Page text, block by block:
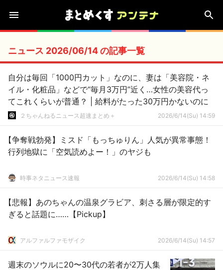
ニュース 2026/06/14 の記事一覧
自分は毎回「1000円カット」なのに、妻は「美容院・ネ
イル・化粧品」などで“毎月3万円”近く…女性の美容代っ
てこれくらいが普通？ | 給料がたった30万円かないのに
２ちゃんねるニュース超速まとめ＋ 2026/6/14(Su) 14:59
【争奪戦勃発】ミスド「もっちゅりん」人気が異常事態！
行列地獄に「空気読めよー！」のヤジも
時事ネタニュース速報 2026/6/14(Su) 14:58
【悲報】あのちゃんの温泉グラビア、刺さる層が限定的す
ぎると話題に……【Pickup】
アルファルファモザイク 2026/6/14(Su) 14:57
週末のソウルに20〜30代の若者が2万人集